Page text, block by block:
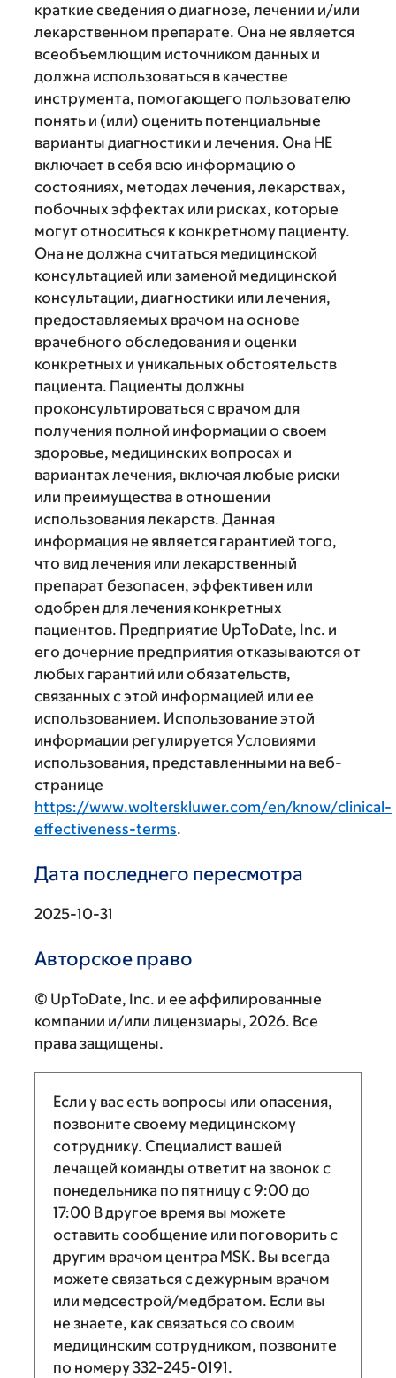
краткие сведения о диагнозе, лечении и/или
лекарственном препарате. Она не является
всеобъемлющим источником данных и
должна использоваться в качестве
инструмента, помогающего пользователю
понять и (или) оценить потенциальные
варианты диагностики и лечения. Она НЕ
включает в себя всю информацию о
состояниях, методах лечения, лекарствах,
побочных эффектах или рисках, которые
могут относиться к конкретному пациенту.
Она не должна считаться медицинской
консультацией или заменой медицинской
консультации, диагностики или лечения,
предоставляемых врачом на основе
врачебного обследования и оценки
конкретных и уникальных обстоятельств
пациента. Пациенты должны
проконсультироваться с врачом для
получения полной информации о своем
здоровье, медицинских вопросах и
вариантах лечения, включая любые риски
или преимущества в отношении
использования лекарств. Данная
информация не является гарантией того,
что вид лечения или лекарственный
препарат безопасен, эффективен или
одобрен для лечения конкретных
пациентов. Предприятие UpToDate, Inc. и
его дочерние предприятия отказываются от
любых гарантий или обязательств,
связанных с этой информацией или ее
использованием. Использование этой
информации регулируется Условиями
использования, представленными на веб-
странице
https://www.wolterskluwer.com/en/know/clinical-
effectiveness-terms.
Дата последнего пересмотра
2025-10-31
Авторское право
© UpToDate, Inc. и ее аффилированные
компании и/или лицензиары, 2026. Все
права защищены.
Если у вас есть вопросы или опасения,
позвоните своему медицинскому
сотруднику. Специалист вашей
лечащей команды ответит на звонок с
понедельника по пятницу с9:00 до
17:00 В другое время вы можете
оставить сообщение или поговорить с
другим врачом центра MSK. Вы всегда
можете связаться с дежурным врачом
или медсестрой/медбратом. Если вы
не знаете, как связаться со своим
медицинским сотрудником, позвоните
по номеру332-245-0191.